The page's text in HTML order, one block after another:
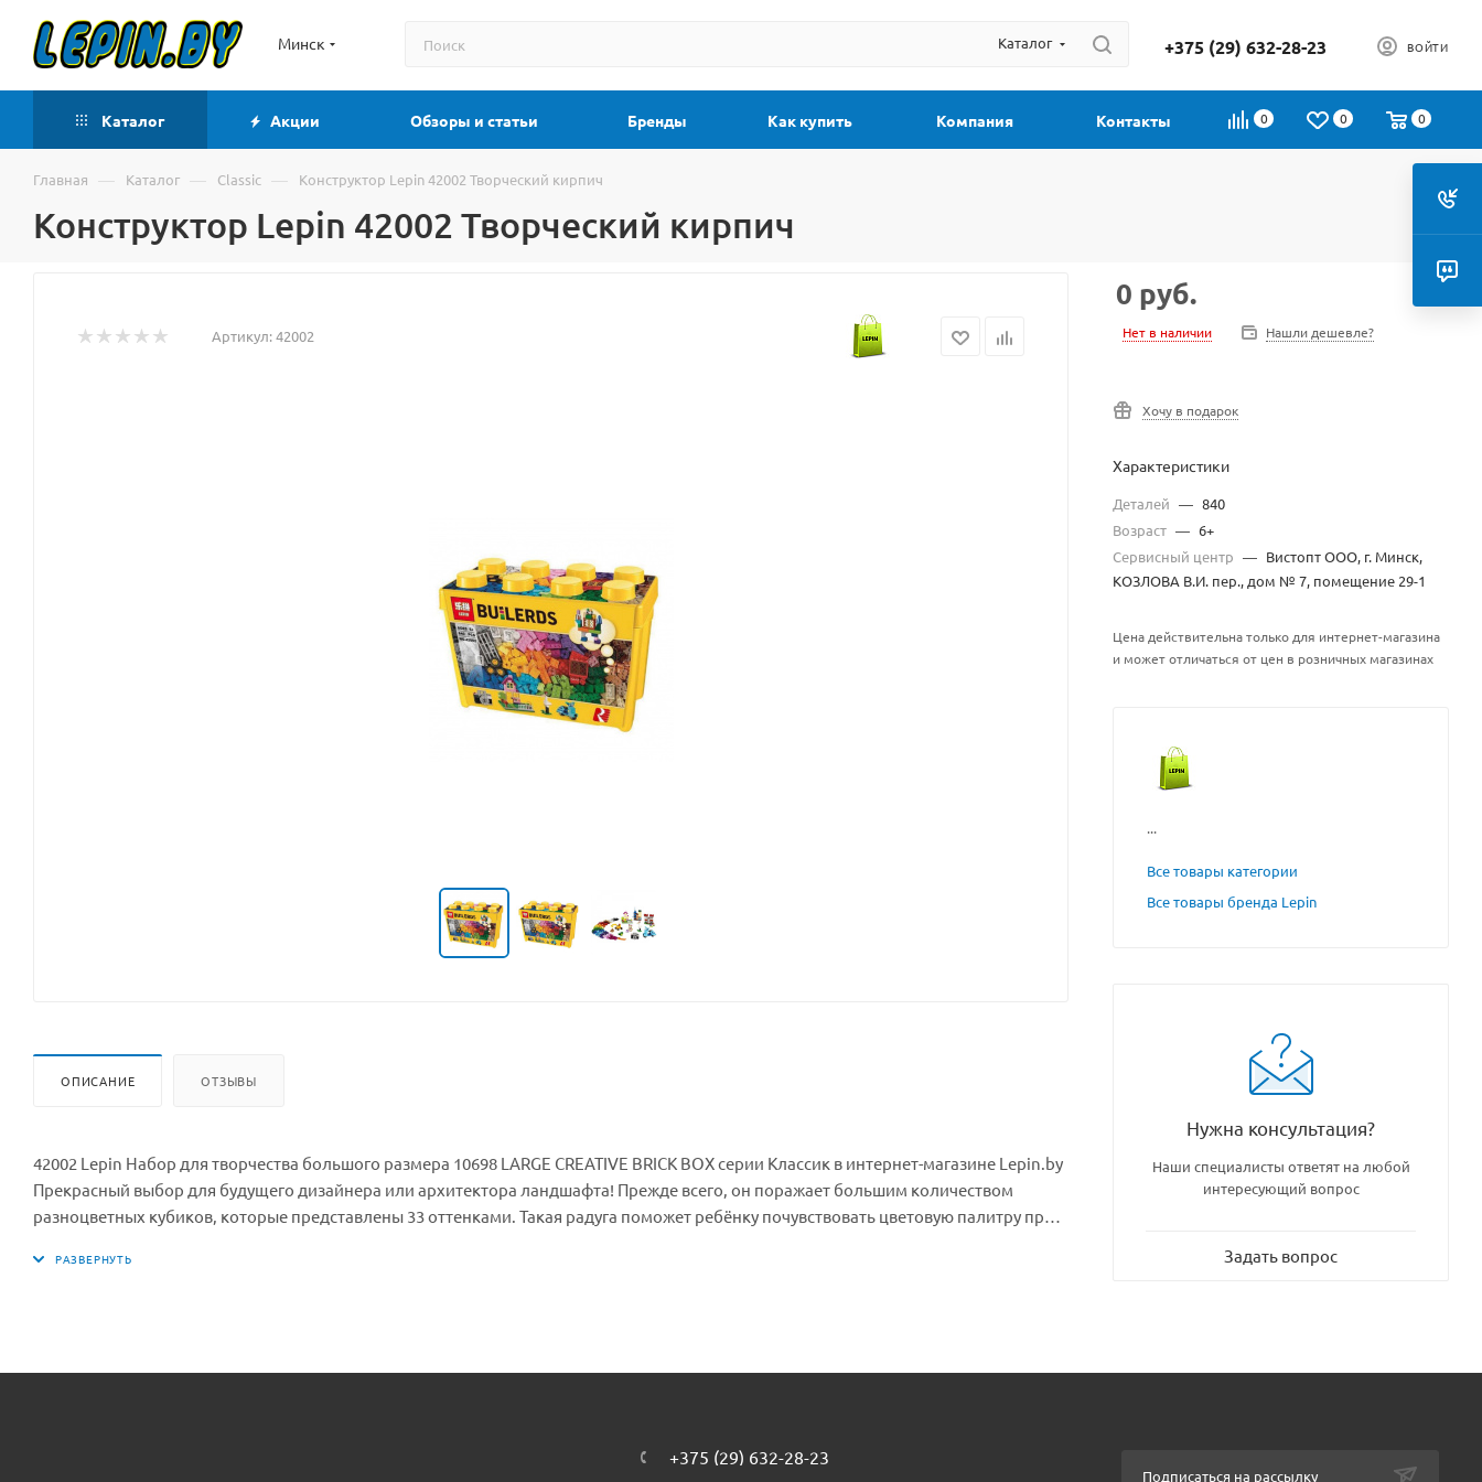
Минск Каталог +375 (29) 632-28-23 ВОЙТИ
0 0 0
Каталог Акции Обзоры и статьи Бренды Как купить Компания Контакты
Главная — Каталог — Classic — Конструктор Lepin 42002 Творческий кирпич
Конструктор Lepin 42002 Творческий кирпич
Артикул:42002
ОПИСАНИЕ ОТЗЫВЫ
42002 Lepin Набор для творчества большого размера 10698 LARGE CREATIVE BRICK BOX серии Классик в интернет-магазине Lepin.by
Прекрасный выбор для будущего дизайнера или архитектора ландшафта! Прежде всего, он поражает большим количеством
разноцветных кубиков, которые представлены 33 оттенками. Такая радуга поможет ребёнку почувствовать цветовую палитру при
различных по своему цвету и стилевому оформлению. Здесь есть модификации, подходящие для замков Средневековья. Имеются
0 руб.
Нет в наличии Нашли дешевле?
Хочу в подарок
Характеристики
Деталей — 840
Возраст — 6+
Сервисный центр — Вистопт ООО, г. Минск,
КОЗЛОВА В.И. пер., дом № 7, помещение 29-1
Цена действительна только для интернет-магазина
и может отличаться от цен в розничных магазинах
...
Все товары категории
Все товары бренда Lepin
Нужна консультация?
Наши специалисты ответят на любой
интересующий вопрос
Задать вопрос
+375 (29) 632-28-23
Подписаться на рассылку